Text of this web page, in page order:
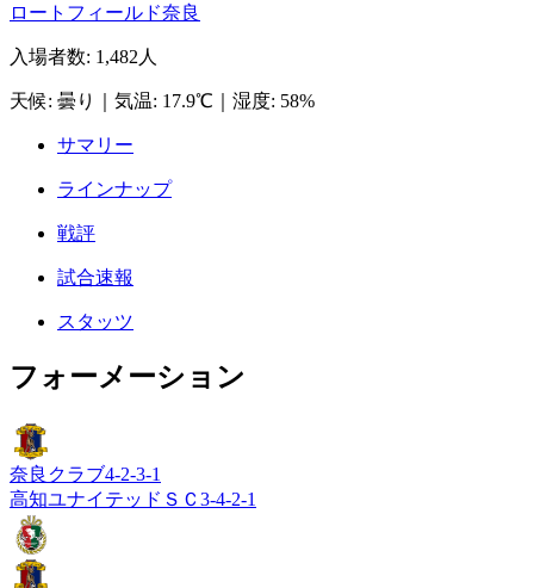
ロートフィールド奈良
入場者数: 1,482人
天候: 曇り 気温: 17.9℃ 湿度: 58%
サマリー
ラインナップ
戦評
試合速報
スタッツ
フォーメーション
奈良クラブ4-2-3-1
高知ユナイテッドＳＣ 3-4-2-1